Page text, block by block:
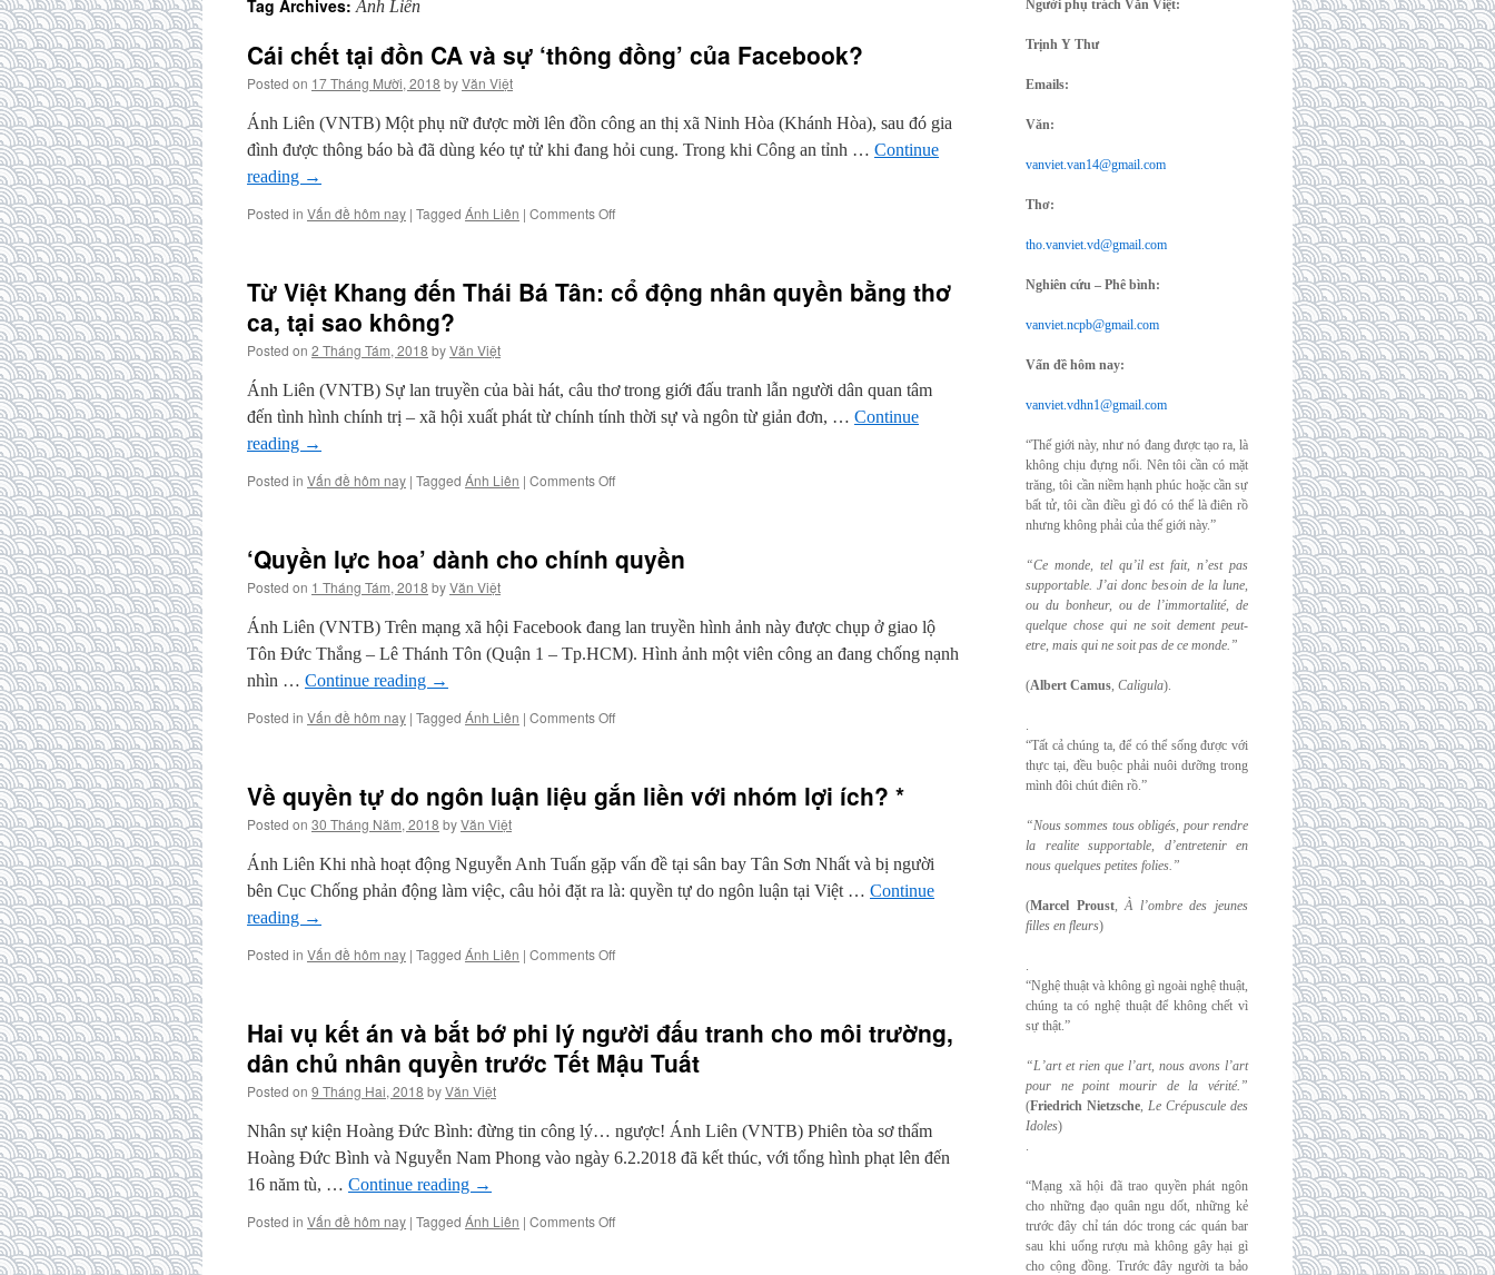
Tag Archives:Ánh Liên
Cái chết tại đồn CA và sự ‘thông đồng’ của Facebook?
Posted on 17 Tháng Mười, 2018 byVăn Việt
Ánh Liên (VNTB) Một phụ nữ được mời lên đồn công an thị xã Ninh Hòa (Khánh Hòa), sau đó gia
đình được thông báo bà đã dùng kéo tự tử khi đang hỏi cung. Trong khi Công an tỉnh … Continue
reading →
Posted in Vấn đề hôm nay | Tagged Ánh Liên | Comments Offon
đồn
đồng’
của
Facebook?
Từ Việt Khang đến Thái Bá Tân: cổ động nhân quyền bằng thơ
ca, tại sao không?
Posted on 2 Tháng Tám, 2018 byVăn Việt
Ánh Liên (VNTB) Sự lan truyền của bài hát, câu thơ trong giới đấu tranh lẫn người dân quan tâm
đến tình hình chính trị – xã hội xuất phát từ chính tính thời sự và ngôn từ giản đơn, … Continue
reading →
Posted in Vấn đề hôm nay | Tagged Ánh Liên | Comments Offon
đến
Thái
Tân:
cổ
động
bằng
tại
sao
‘Quyền lực hoa’ dành cho chính quyền
Posted on 1 Tháng Tám, 2018 byVăn Việt
Ánh Liên (VNTB) Trên mạng xã hội Facebook đang lan truyền hình ảnh này được chụp ở giao lộ
Tôn Đức Thắng – Lê Thánh Tôn (Quận 1 – Tp.HCM). Hình ảnh một viên công an đang chống nạnh
nhìn … Continue reading →
Posted in Vấn đề hôm nay | Tagged Ánh Liên | Comments Offon
dành
quyền
Về quyền tự do ngôn luận liệu gắn liền với nhóm lợi ích? *
Posted on 30 Tháng Năm, 2018 byVăn Việt
Ánh Liên Khi nhà hoạt động Nguyễn Anh Tuấn gặp vấn đề tại sân bay Tân Sơn Nhất và bị người
bên Cục Chống phản động làm việc, câu hỏi đặt ra là: quyền tự do ngôn luận tại Việt … Continue
reading →
Posted in Vấn đề hôm nay | Tagged Ánh Liên | Comments Offon
do
ngôn
luận
liền
với
ích?
Hai vụ kết án và bắt bớ phi lý người đấu tranh cho môi trường,
dân chủ nhân quyền trước Tết Mậu Tuất
Posted on 9 Tháng Hai, 2018 byVăn Việt
Nhân sự kiện Hoàng Đức Bình: đừng tin công lý… ngược! Ánh Liên (VNTB) Phiên tòa sơ thẩm
Hoàng Đức Bình và Nguyễn Nam Phong vào ngày 6.2.2018 đã kết thúc, với tổng hình phạt lên đến
16 năm tù, … Continue reading →
Posted in Vấn đề hôm nay | Tagged Ánh Liên | Comments Offon
Người phụ trách Văn Việt:
Trịnh Y Thư
Emails:
Văn:
vanviet.van14@gmail.com
Thơ:
tho.vanviet.vd@gmail.com
Nghiên cứu – Phê bình:
vanviet.ncpb@gmail.com
Vấn đề hôm nay:
vanviet.vdhn1@gmail.com
“Thế giới này, như nó đang được tạo ra, là
không chịu đựng nổi. Nên tôi cần có mặt
trăng, tôi cần niềm hạnh phúc hoặc cần sự
bất tử, tôi cần điều gì đó có thể là điên rồ
nhưng không phải của thế giới này.”
“Ce monde, tel qu’il est fait, n’est pas
supportable. J’ai donc besoin de la lune,
ou du bonheur, ou de l’immortalité, de
quelque chose qui ne soit dement peut-
etre, mais qui ne soit pas de ce monde.”
(Albert Camus, Caligula).
.
“Tất cả chúng ta, để có thể sống được với
thực tại, đều buộc phải nuôi dưỡng trong
mình đôi chút điên rồ.”
“Nous sommes tous obligés, pour rendre
la realite supportable, d’entretenir en
nous quelques petites folies.”
(Marcel Proust,À l’ombre des jeunes
filles en fleurs)
.
“Nghệ thuật và không gì ngoài nghệ thuật,
chúng ta có nghệ thuật để không chết vì
sự thật.”
“L’art et rien que l’art, nous avons l’art
pour ne point mourir de la vérité.”
(Friedrich Nietzsche, Le Crépuscule des
Idoles)
.
“Mạng xã hội đã trao quyền phát ngôn
cho những đạo quân ngu dốt, những kẻ
trước đây chỉ tán dóc trong các quán bar
sau khi uống rượu mà không gây hại gì
cho cộng đồng. Trước đây người ta bảo